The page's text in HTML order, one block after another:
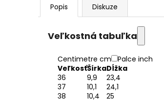
Popis Diskuze
Veľkostná tabuľka
Centimetre cm
Palce inch
VeľkosťŠírkaDĺžka
36
9,9
23,4
37
10,1
24,1
38
10,4
25